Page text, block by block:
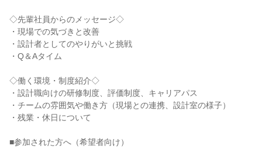
◇先輩社員からのメッセージ◇
・現場での気づきと改善
・設計者としてのやりがいと挑戦
・Q＆Aタイム
◇働く環境・制度紹介◇
・設計職向けの研修制度、評価制度、キャリアパス
・チームの雰囲気や働き方（現場との連携、設計室の様子）
・残業・休日について
■参加された方へ（希望者向け）